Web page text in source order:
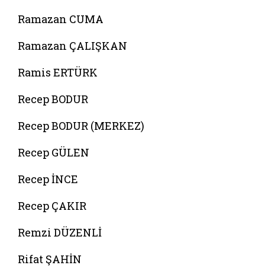
Ramazan CUMA
Ramazan ÇALIŞKAN
Ramis ERTÜRK
Recep BODUR
Recep BODUR (MERKEZ)
Recep GÜLEN
Recep İNCE
Recep ÇAKIR
Remzi DÜZENLİ
Rifat ŞAHİN